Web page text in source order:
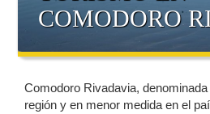
COMODORO
Comodoro Rivadavia,
región y en menor medida en el